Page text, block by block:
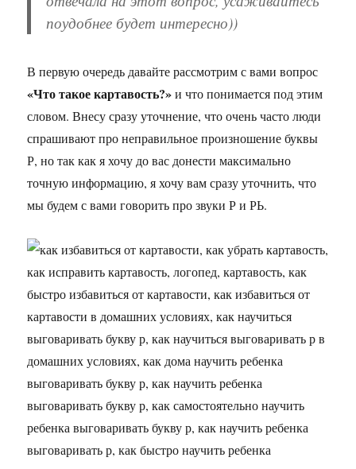
поудобнее будет интересно))
В первую очередь давайте рассмотрим с вами вопрос
«Что такое картавость?»и что понимается под этим
словом. Внесу сразу уточнение, что очень часто люди
спрашивают про неправильное произношение буквы
Р, но так как я хочу до вас донести максимально
точную информацию, я хочу вам сразу уточнить, что
мы будем с вами говорить про звуки Р и РЬ.